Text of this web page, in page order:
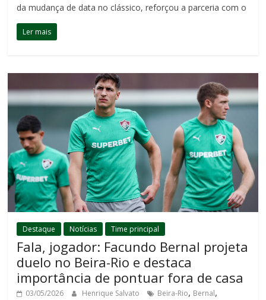
da mudança de data no clássico, reforçou a parceria com o
Ler mais
Destaque Notícias Time principal
Fala, jogador: Facundo Bernal projeta
duelo no Beira-Rio e destaca
importância de pontuar fora de casa
03/05/2026 Henrique Salvato Beira-Rio, Bernal,